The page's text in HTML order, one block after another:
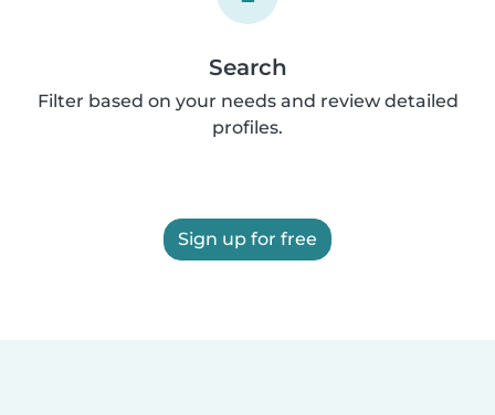
Search
Filter based on your needs and review detailed
profiles.
Sign up for free